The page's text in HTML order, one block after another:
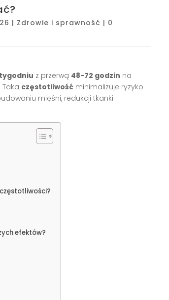
| Zdrowie i sprawność | 0
z przerwą 48-72 godzin na
częstotliwość minimalizuje ryzyko
mięśni, redukcji tkanki
efektów?